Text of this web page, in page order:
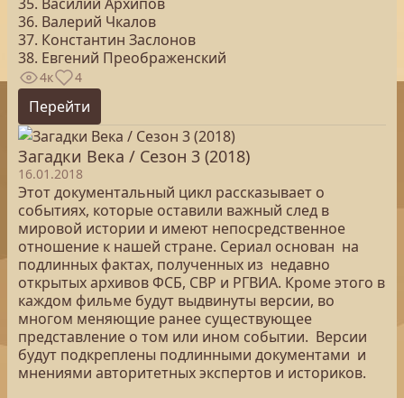
36. Валерий Чкалов
37. Константин Заслонов
38. Евгений Преображенский
4к 4
Перейти
Загадки Века / Сезон 3 (2018)
16.01.2018
Этот документальный цикл рассказывает о
событиях, которые оставили важный след в
мировой истории и имеют непосредственное
отношение к нашей стране. Сериал основан на
подлинных фактах, полученных из недавно
открытых архивов ФСБ, СВР и РГВИА. Кроме этого в
каждом фильме будут выдвинуты версии, во
многом меняющие ранее существующее
представление о том или ином событии. Версии
будут подкреплены подлинными документами и
мнениями авторитетных экспертов и историков.